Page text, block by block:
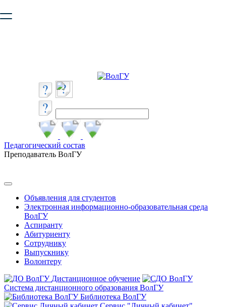
безопасную работу с сайтом. Пожалуйста
Педагогический состав
Преподаватель ВолГУ
Объявления для студентов
Электронная информационно-образовательная среда
ВолГУ
Аспиранту
Абитуриенту
Сотруднику
Выпускнику
Волонтеру
Дистанционное обучение
Система дистанционного образования ВолГУ
Библиотека ВолГУ